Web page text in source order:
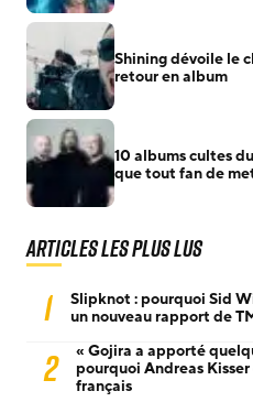
Shining dévoile le
retour en album
10 albums cultes
que tout fan de
Articles les plus lus
1
Slipknot : pourquoi Sid
un nouveau rapport de
2
« Gojira a apporté
pourquoi Andreas
français